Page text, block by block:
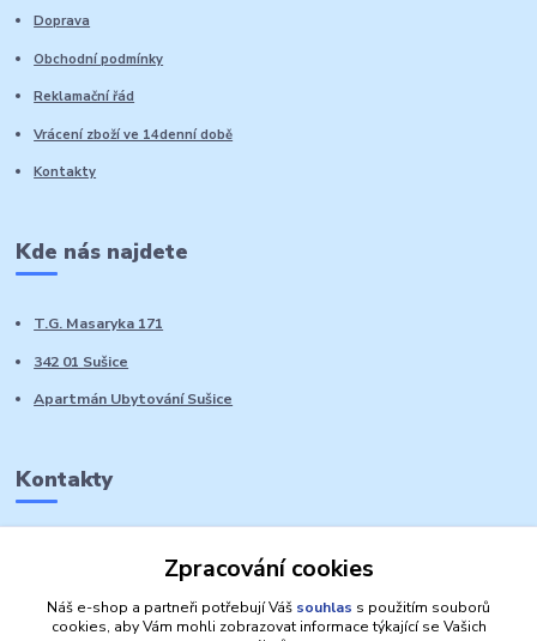
Doprava
Obchodní podmínky
Reklamační řád
Vrácení zboží ve 14denní době
Kontakty
Kde nás najdete
T.G. Masaryka 171
342 01 Sušice
Apartmán Ubytování Sušice
Kontakty
Zpracování cookies
Náš e-shop a partneři potřebují Váš souhlas s použitím souborů
cookies, aby Vám mohli zobrazovat informace týkající se Vašich